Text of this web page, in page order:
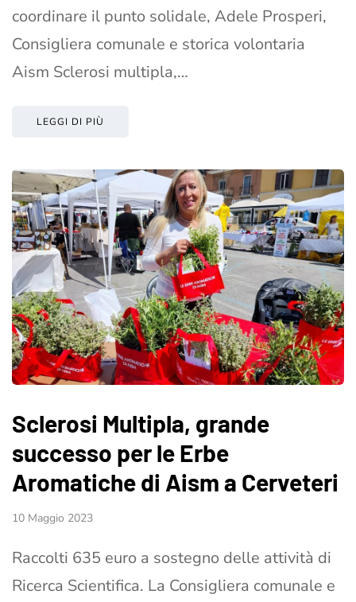
coordinare il punto solidale, Adele Prosperi,
Consigliera comunale e storica volontaria
Aism Sclerosi multipla,…
LEGGI DI PIÙ
Sclerosi Multipla, grande
successo per le Erbe
Aromatiche di Aism a Cerveteri
10 Maggio 2023
Raccolti 635 euro a sostegno delle attività di
Ricerca Scientifica. La Consigliera comunale e